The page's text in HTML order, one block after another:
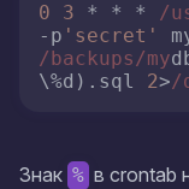
0 3 * * * /
-p 'secret'
/backups/my
\%d). sql 2>/
Знак % в crontab